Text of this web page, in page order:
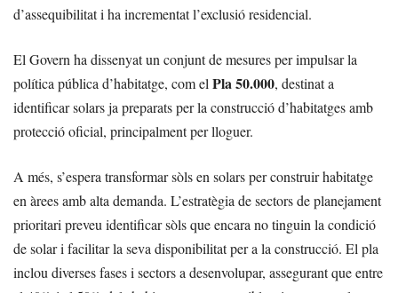
d’assequibilitat i ha incrementat l’exclusió residencial.
El Govern ha dissenyat un conjunt de mesures per impulsar la
política pública d’habitatge, com el Pla 50.000, destinat a
identificar solars ja preparats per la construcció d’habitatges amb
protecció oficial, principalment per lloguer.
A més, s’espera transformar sòls en solars per construir habitatge
en àrees amb alta demanda. L’estratègia de sectors de planejament
prioritari preveu identificar sòls que encara no tinguin la condició
de solar i facilitar la seva disponibilitat per a la construcció. El pla
inclou diverses fases i sectors a desenvolupar, assegurant que entre